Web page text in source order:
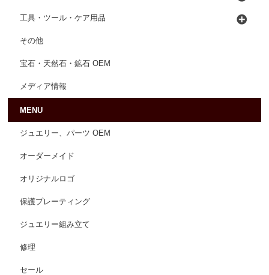
工具・ツール・ケア用品
その他
宝石・天然石・鉱石 OEM
メディア情報
MENU
ジュエリー、パーツ OEM
オーダーメイド
オリジナルロゴ
保護プレーティング
ジュエリー組み立て
修理
セール